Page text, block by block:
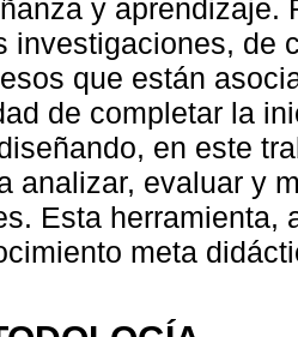
y aprendizaje.
investigaciones, de
que están
de completar la
en este
analizar, evaluar y
Esta herramienta,
meta